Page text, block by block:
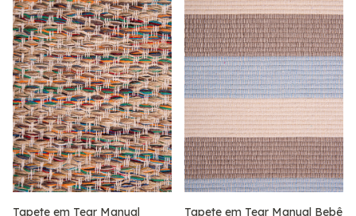
Tapete em Tear Manual
Tapete em Tear Manual Bebê